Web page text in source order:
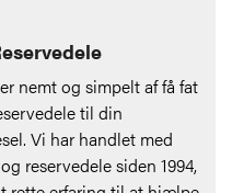
nemt og simpelt af få fat
til din
Vi har handlet med
reservedele siden 1994,